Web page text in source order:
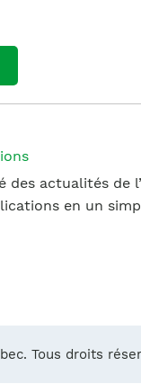
des actualités de
en un
Tous droits